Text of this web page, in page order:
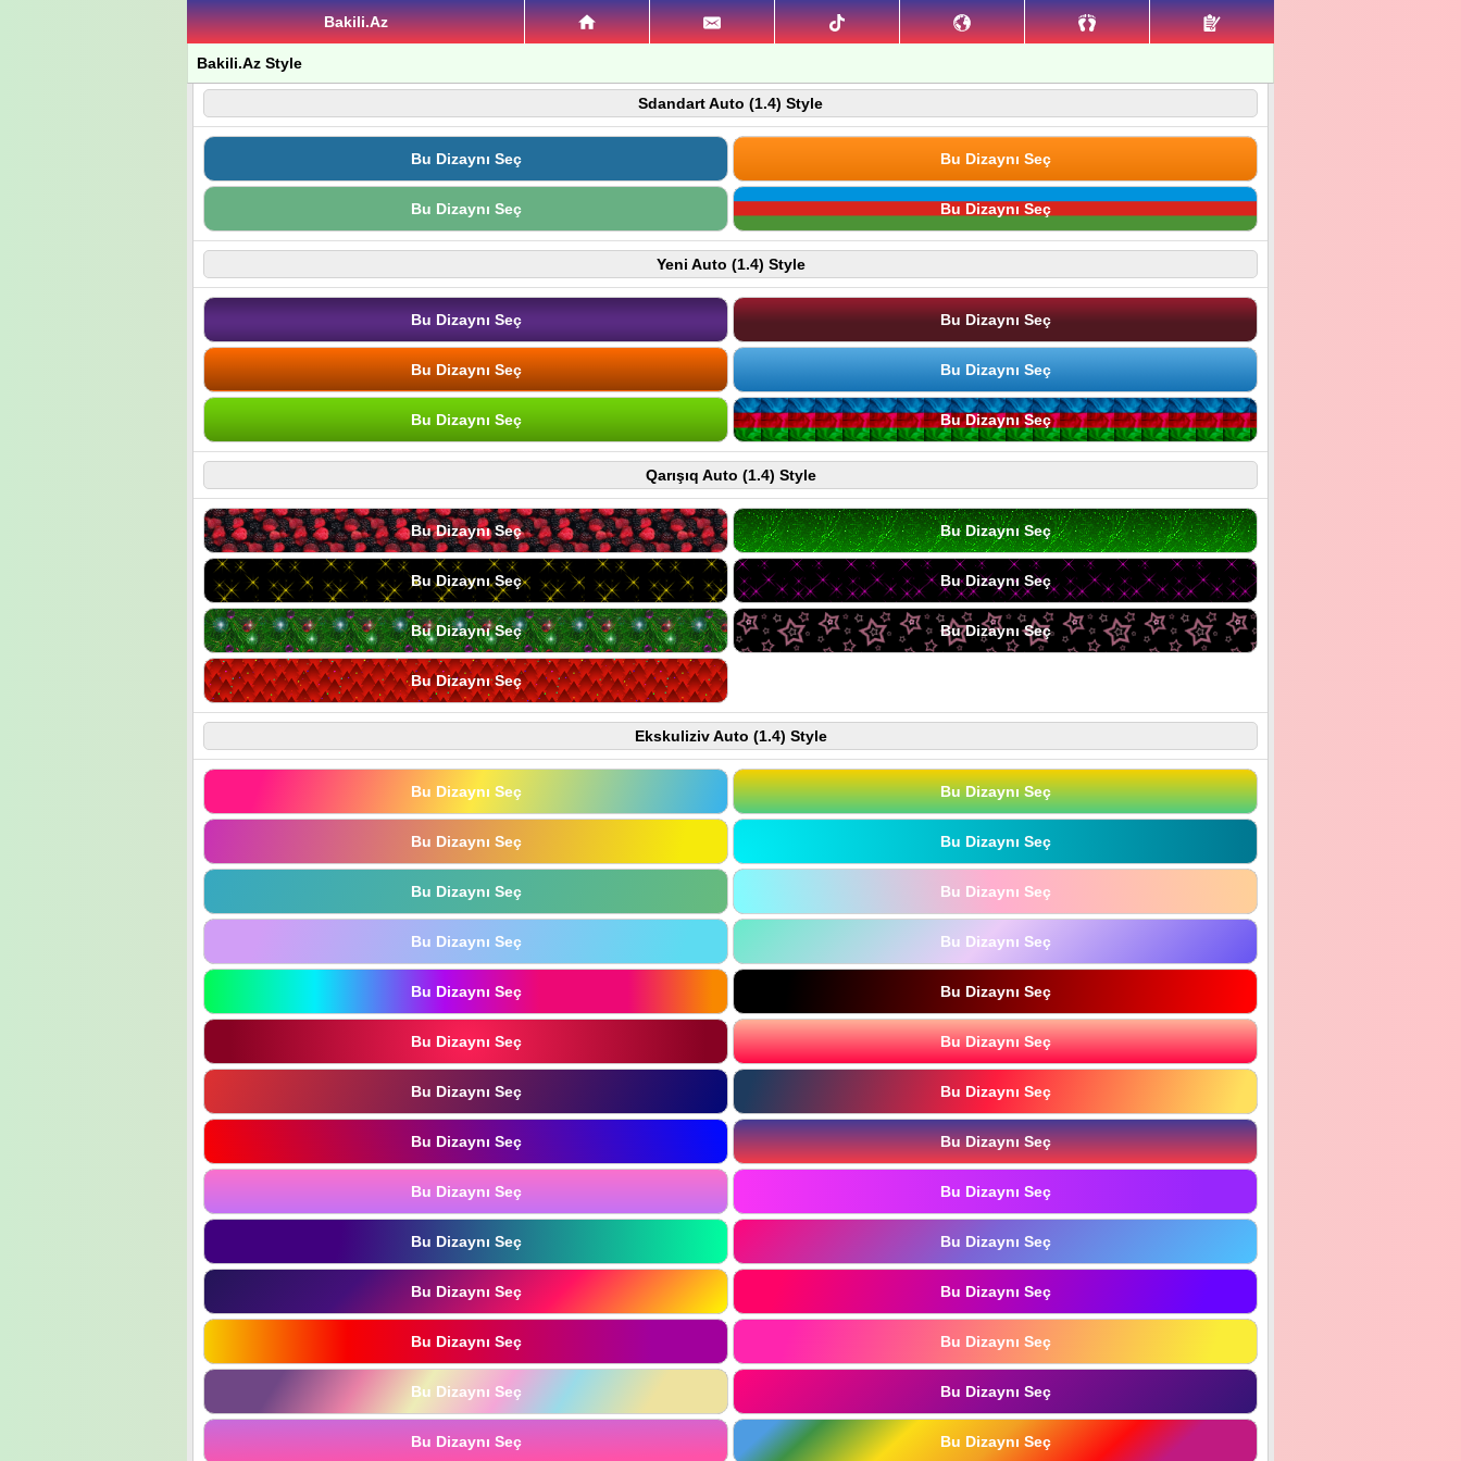
Bakili.Az
Bakili.Az Style
Sdandart Auto (1.4) Style
Bu Dizaynı Seç Bu Dizaynı Seç
Bu Dizaynı Seç Bu Dizaynı Seç
Yeni Auto (1.4) Style
Bu Dizaynı Seç Bu Dizaynı Seç
Bu Dizaynı Seç Bu Dizaynı Seç
Bu Dizaynı Seç Bu Dizaynı Seç
Qarışıq Auto (1.4) Style
Bu Dizaynı Seç Bu Dizaynı Seç
Bu Dizaynı Seç Bu Dizaynı Seç
Bu Dizaynı Seç Bu Dizaynı Seç
Bu Dizaynı Seç
Ekskuliziv Auto (1.4) Style
Bu Dizaynı Seç Bu Dizaynı Seç
Bu Dizaynı Seç Bu Dizaynı Seç
Bu Dizaynı Seç Bu Dizaynı Seç
Bu Dizaynı Seç Bu Dizaynı Seç
Bu Dizaynı Seç Bu Dizaynı Seç
Bu Dizaynı Seç Bu Dizaynı Seç
Bu Dizaynı Seç Bu Dizaynı Seç
Bu Dizaynı Seç Bu Dizaynı Seç
Bu Dizaynı Seç Bu Dizaynı Seç
Bu Dizaynı Seç Bu Dizaynı Seç
Bu Dizaynı Seç Bu Dizaynı Seç
Bu Dizaynı Seç Bu Dizaynı Seç
Bu Dizaynı Seç Bu Dizaynı Seç
Bu Dizaynı Seç Bu Dizaynı Seç